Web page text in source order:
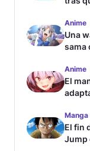
Anime
Una
sama
Anime
El
Manga
El fin
Jump